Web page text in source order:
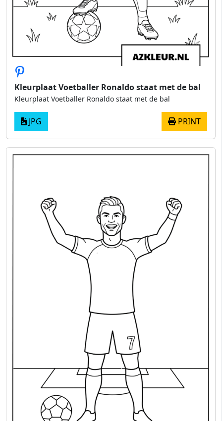
Kleurplaat Voetballer Ronaldo staat met de bal
Kleurplaat Voetballer Ronaldo staat met de bal
JPG PRINT